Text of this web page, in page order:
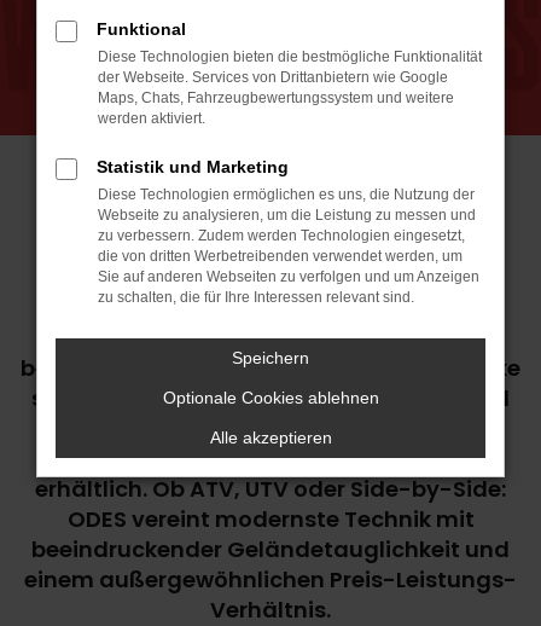
Jetzt Odes Modelle entdecken
Wer auf der Suche nach robusten,
leistungsstarken und vielseitigen
Fahrzeugen für Arbeit und Freizeit ist, wird
bei 4TRAC (ehemals ODES) fündig. Die Marke
steht weltweit für Qualität, Innovation und
Fahrspaß im Offroad-Bereich – und ist ab
sofort exklusiv beim Autohaus Daub
erhältlich. Ob ATV, UTV oder Side-by-Side:
ODES vereint modernste Technik mit
beeindruckender Geländetauglichkeit und
einem außergewöhnlichen Preis-Leistungs-
Verhältnis.
Funktional
Diese Technologien bieten die bestmögliche Funktionalität
der Webseite. Services von Drittanbietern wie Google
Maps, Chats, Fahrzeugbewertungssystem und weitere
werden aktiviert.
Statistik und Marketing
Diese Technologien ermöglichen es uns, die Nutzung der
Webseite zu analysieren, um die Leistung zu messen und
zu verbessern. Zudem werden Technologien eingesetzt,
die von dritten Werbetreibenden verwendet werden, um
Sie auf anderen Webseiten zu verfolgen und um Anzeigen
zu schalten, die für Ihre Interessen relevant sind.
Speichern
Optionale Cookies ablehnen
Alle akzeptieren